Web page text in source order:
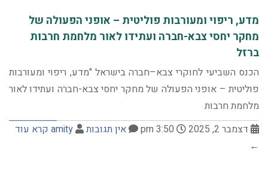
מדע, ריפוי ומעורבות פוליטית – אופני הפעולה של
מחקר יחסי צבא-חברה ועתידו לאור מלחמת חרבות
ברזל
הכנס השביעי לחוקרי צבא–חברה בישראל "מדע, ריפוי ומעורבות
פוליטית – אופני הפעולה של מחקר יחסי צבא-חברה ועתידו לאור
מלחמת חרבות
דצמבר 2, 2025
אין תגובות amity קרא עוד
←